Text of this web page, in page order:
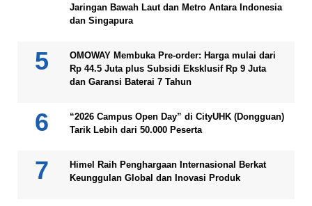
Jaringan Bawah Laut dan Metro Antara Indonesia
dan Singapura
OMOWAY Membuka Pre-order: Harga mulai dari
Rp 44.5 Juta plus Subsidi Eksklusif Rp 9 Juta
dan Garansi Baterai 7 Tahun
“2026 Campus Open Day” di CityUHK (Dongguan)
Tarik Lebih dari 50.000 Peserta
Himel Raih Penghargaan Internasional Berkat
Keunggulan Global dan Inovasi Produk